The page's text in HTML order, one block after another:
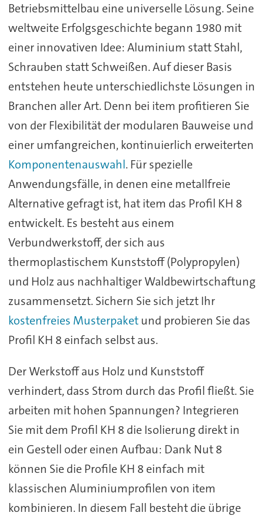
Betriebsmittelbau eine universelle Lösung. Seine
weltweite Erfolgsgeschichte begann 1980 mit
einer innovativen Idee: Aluminium statt Stahl,
Schrauben statt Schweißen. Auf dieser Basis
entstehen heute unterschiedlichste Lösungen in
Branchen aller Art. Denn bei item profitieren Sie
von der Flexibilität der modularen Bauweise und
einer umfangreichen, kontinuierlich erweiterten
Komponentenauswahl. Für spezielle
Anwendungsfälle, in denen eine metallfreie
Alternative gefragt ist, hat item das Profil KH 8
entwickelt. Es besteht aus einem
Verbundwerkstoff, der sich aus
thermoplastischem Kunststoff (Polypropylen)
und Holz aus nachhaltiger Waldbewirtschaftung
zusammensetzt. Sichern Sie sich jetzt Ihr
kostenfreies Musterpaketund probieren Sie das
Profil KH 8 einfach selbst aus.
Der Werkstoff aus Holz und Kunststoff
verhindert, dass Strom durch das Profil fließt. Sie
arbeiten mit hohen Spannungen? Integrieren
Sie mit dem Profil KH 8 die Isolierung direkt in
ein Gestell oder einen Aufbau: Dank Nut 8
können Sie die Profile KH 8 einfach mit
klassischen Aluminiumprofilen von item
kombinieren. In diesem Fall besteht die übrige